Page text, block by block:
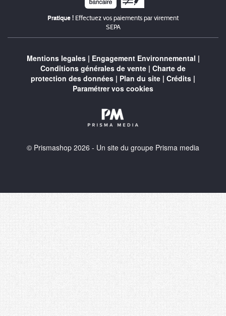
Pratique ! Effectuez vos paiements par virement
SEPA
Mentions legales| Engagement Environnemental |
Conditions générales de vente | Charte de
protection des données | Plan du site | Crédits |
Paramétrer vos cookies
© Prismashop 2026 - Un site du groupe Prisma media